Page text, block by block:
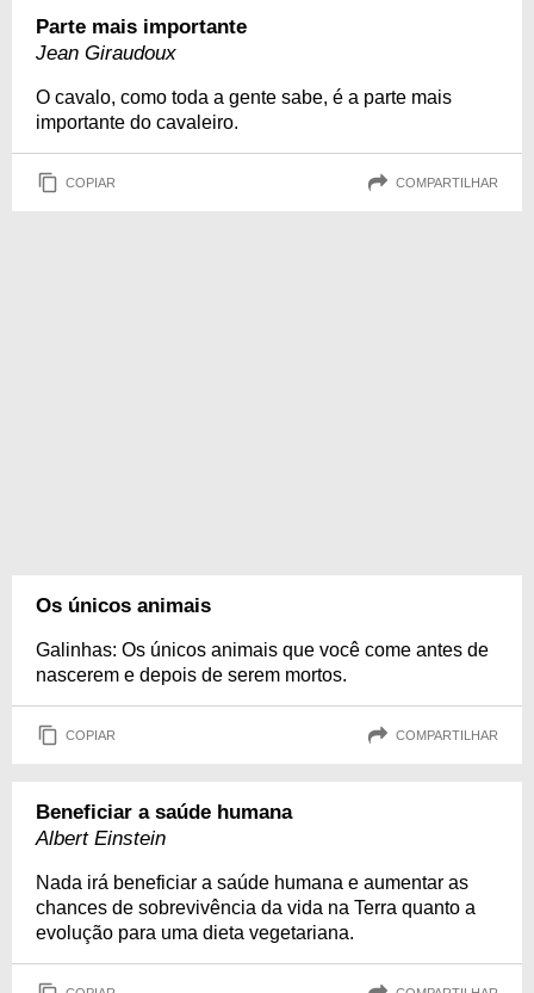
Parte mais importante
Jean Giraudoux
O cavalo, como toda a gente sabe, é a parte mais
importante do cavaleiro.
COPIAR COMPARTILHAR
Os únicos animais
Galinhas: Os únicos animais que você come antes de
nascerem e depois de serem mortos.
COPIAR COMPARTILHAR
Beneficiar a saúde humana
Albert Einstein
Nada irá beneficiar a saúde humana e aumentar as
chances de sobrevivência da vida na Terra quanto a
evolução para uma dieta vegetariana.